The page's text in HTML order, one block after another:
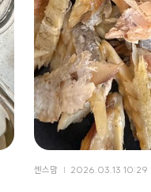
센스맘 2026.03.13 10:29